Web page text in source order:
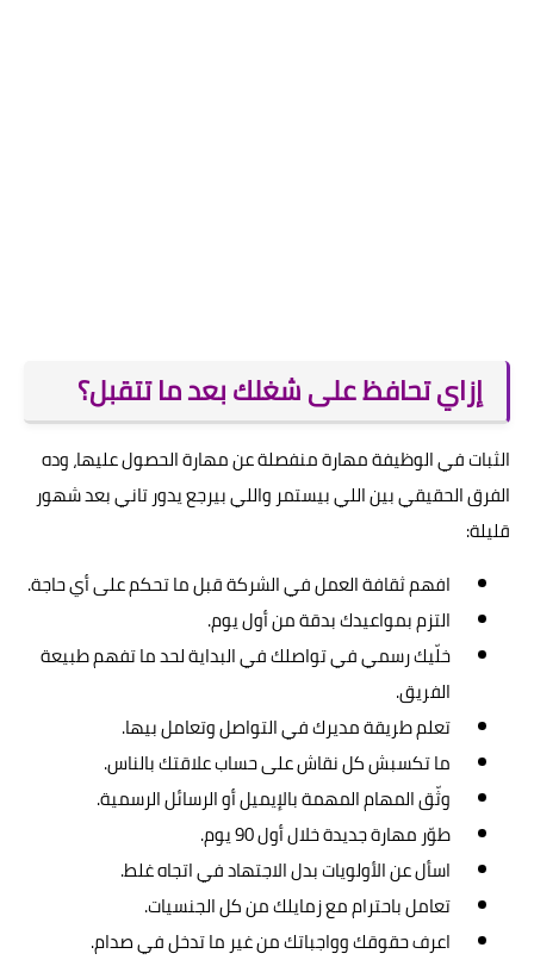
إزاي تحافظ على شغلك بعد ما تتقبل؟
الثبات في الوظيفة مهارة منفصلة عن مهارة الحصول عليها، وده
الفرق الحقيقي بين اللي بيستمر واللي بيرجع يدور تاني بعد شهور
قليلة:
افهم ثقافة العمل في الشركة قبل ما تحكم على أي حاجة.
التزم بمواعيدك بدقة من أول يوم.
خلّيك رسمي في تواصلك في البداية لحد ما تفهم طبيعة
الفريق.
تعلم طريقة مديرك في التواصل وتعامل بيها.
ما تكسبش كل نقاش على حساب علاقتك بالناس.
وثّق المهام المهمة بالإيميل أو الرسائل الرسمية.
طوّر مهارة جديدة خلال أول 90 يوم.
اسأل عن الأولويات بدل الاجتهاد في اتجاه غلط.
تعامل باحترام مع زمايلك من كل الجنسيات.
اعرف حقوقك وواجباتك من غير ما تدخل في صدام.